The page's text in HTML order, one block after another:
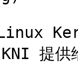
提供